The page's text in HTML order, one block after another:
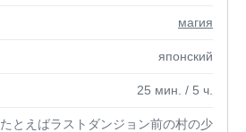
магия
японский
25 мин. / 5 ч.
たとえばラストダンジョン前の村の少